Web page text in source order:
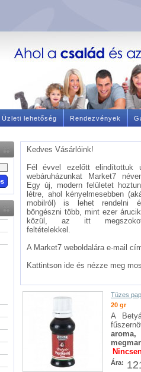
Üzleti lehetőség Rendezvények
Kedves Vásárlóink!
Fél évvel ezelőtt elindítottuk
webáruházunkat Market7
Egy új, modern felületet
létre, ahol kényelmesebben
mobilról) is lehet rendelni
böngészni több, mint ezer
közül, az itt
feltételekkel.
A Market7 weboldalára e-mail
Kattintson ide és nézze meg
Tüzes
20 gr
A
Ára: